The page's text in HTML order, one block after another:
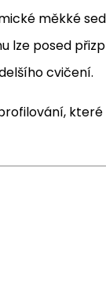
měkké
lze posed
cvičení.